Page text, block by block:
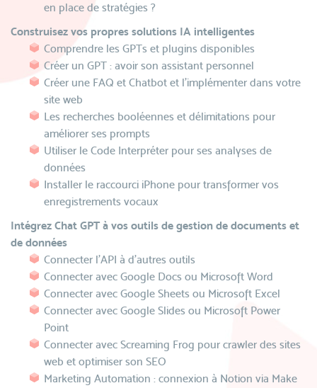
en place de stratégies ?
Construisez vos propres solutions IA intelligentes
Comprendre les GPTs et plugins disponibles
Créer un GPT : avoir son assistant personnel
Créer une FAQ et Chatbot et l’implémenter dans votre
site web
Les recherches booléennes et délimitations pour
améliorer ses prompts
Utiliser le Code Interpréter pour ses analyses de
données
Installer le raccourci iPhone pour transformer vos
enregistrements vocaux
Intégrez Chat GPT à vos outils de gestion de documents et
de données
Connecter l’API à d’autres outils
Connecter avec Google Docs ou Microsoft Word
Connecter avec Google Sheets ou Microsoft Excel
Connecter avec Google Slides ou Microsoft Power
Point
Connecter avec Screaming Frog pour crawler des sites
web et optimiser son SEO
Marketing Automation : connexion à Notion via Make